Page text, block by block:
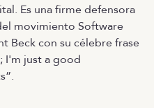
Es una firme defensora
movimiento Software
Beck con su célebre frase
I'm just a good